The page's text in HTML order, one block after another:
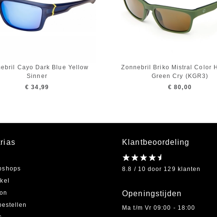
Cayo Dark Blue Yellow
Sinner
€ 34,99
Zonnebril Briko Mistral Color
Green Cry (KGR3)
€ 80,00
Klantbeoordeling
8.8 / 10 door 129 klanten
Openingstijden
Ma t/m Vr 09:00 - 18:00